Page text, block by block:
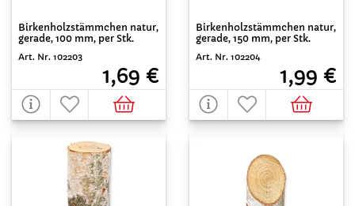
Birkenholzstämmchen natur,
gerade, 100 mm, per Stk.
Art. Nr. 102203
1,69 €
Birkenholzstämmchen natur,
gerade, 150 mm, per Stk.
Art. Nr. 102204
1,99 €